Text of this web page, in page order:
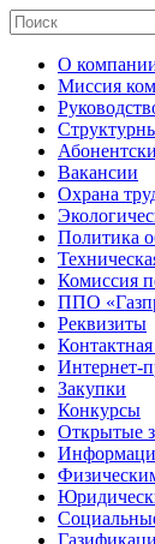
О
Миссия
Вакансии
Охрана
Политика
Комиссия
ППО
Реквизиты
Интернет-
Закупки
Конкурсы
Открытые